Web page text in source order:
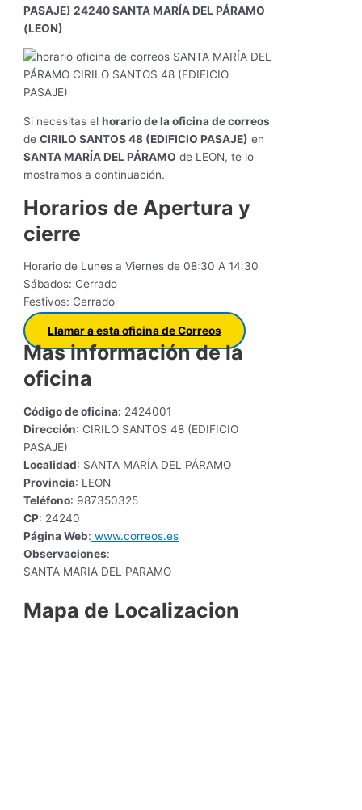
PASAJE) 24240 SANTA MARÍA DEL PÁRAMO
(LEON)
Si necesitas elhorario de la oficina de correos
deCIRILO SANTOS 48 (EDIFICIO PASAJE) en
SANTA MARÍA DEL PÁRAMO de LEON, te lo
mostramos a continuación.
Horarios de Apertura y
cierre
Horario de Lunes a Viernes de 08:30 A 14:30
Sábados: Cerrado
Festivos: Cerrado
Llamar a esta oficina de Correos
Mas información de la
oficina
Código de oficina: 2424001
Dirección: CIRILO SANTOS 48 (EDIFICIO
PASAJE)
Localidad: SANTA MARÍA DEL PÁRAMO
Provincia: LEON
Teléfono: 987350325
CP: 24240
Página Web: www.correos.es
Observaciones:
SANTA MARIA DEL PARAMO
Mapa de Localizacion